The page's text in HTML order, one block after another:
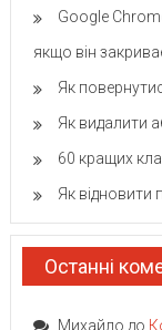
Google
якщо він
Як
Як видалити
60 кращих
Як відновити
Останні
Михайло до